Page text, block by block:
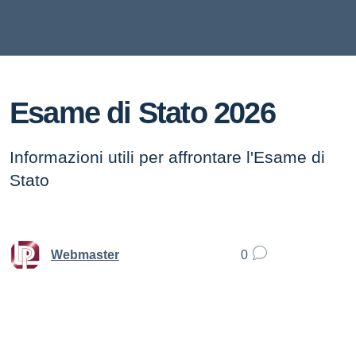
Esame di Stato 2026
Informazioni utili per affrontare l'Esame di
Stato
Webmaster 0